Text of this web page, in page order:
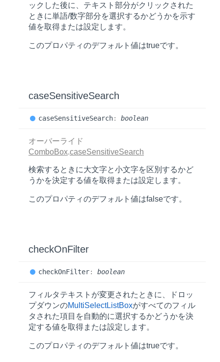
ックした後に、テキスト部分がクリックされた
ときに単語/数字部分を選択するかどうかを示す
値を取得または設定します。
このプロパティのデフォルト値はtrueです。
caseSensitiveSearch
caseSensitiveSearch: boolean
オーバーライド
ComboBox.caseSensitiveSearch
検索するときに大文字と小文字を区別するかど
うかを決定する値を取得または設定します。
このプロパティのデフォルト値はfalseです。
checkOnFilter
checkOnFilter: boolean
フィルタテキストが変更されたときに、ドロッ
プダウンのMultiSelectListBoxがすべてのフィル
タされた項目を自動的に選択するかどうかを決
定する値を取得または設定します。
このプロパティのデフォルト値はtrueです。